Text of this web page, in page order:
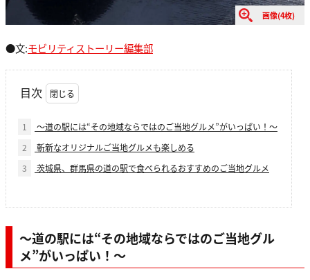
画像(4枚)
●文:モビリティストーリー編集部
目次
1
～道の駅には“その地域ならではのご当地グルメ”がいっぱい！～
2
斬新なオリジナルご当地グルメも楽しめる
3
茨城県、群馬県の道の駅で食べられるおすすめのご当地グルメ
～道の駅には“その地域ならではのご当地グル
メ”がいっぱい！～